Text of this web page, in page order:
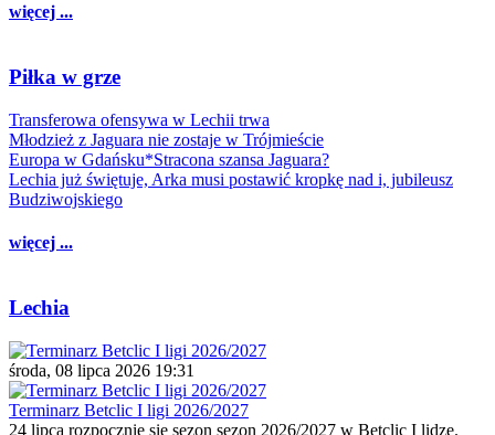
więcej ...
Piłka w grze
Transferowa ofensywa w Lechii trwa
Młodzież z Jaguara nie zostaje w Trójmieście
Europa w Gdańsku*Stracona szansa Jaguara?
Lechia już świętuje, Arka musi postawić kropkę nad i, jubileusz
Budziwojskiego
więcej ...
Lechia
środa, 08 lipca 2026 19:31
Terminarz Betclic I ligi 2026/2027
24 lipca rozpocznie się sezon sezon 2026/2027 w Betclic I lidze.